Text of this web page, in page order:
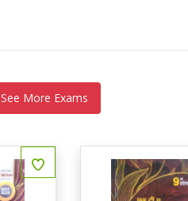
See More Exams